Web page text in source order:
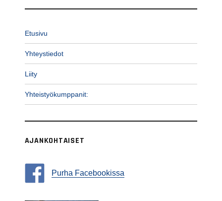
Etusivu
Yhteystiedot
Liity
Yhteistyökumppanit:
AJANKOHTAISET
Purha Facebookissa